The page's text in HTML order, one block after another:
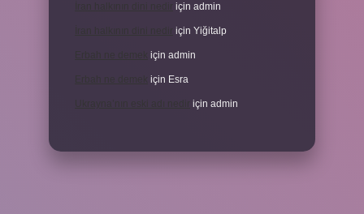
için admin
için Yiğitalp
için admin
için Esra
için admin